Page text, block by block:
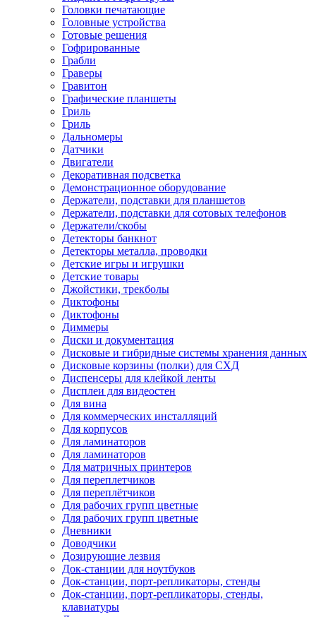
Головки печатающие
Головные устройства
Готовые решения
Гофрированные
Грабли
Граверы
Гравитон
Графические планшеты
Гриль
Гриль
Дальномеры
Датчики
Двигатели
Декоративная подсветка
Демонстрационное оборудование
Держатели, подставки для планшетов
Держатели, подставки для сотовых телефонов
Держатели/скобы
Детекторы банкнот
Детекторы металла, проводки
Детские игры и игрушки
Детские товары
Джойстики, трекболы
Диктофоны
Диктофоны
Диммеры
Диски и документация
Дисковые и гибридные системы хранения данных
Дисковые корзины (полки) для СХД
Диспенсеры для клейкой ленты
Дисплеи для видеостен
Для вина
Для коммерческих инсталляций
Для корпусов
Для ламинаторов
Для ламинаторов
Для матричных принтеров
Для переплетчиков
Для переплётчиков
Для рабочих групп цветные
Для рабочих групп цветные
Дневники
Доводчики
Дозирующие лезвия
Док-станции для ноутбуков
Док-станции, порт-репликаторы, стенды
Док-станции, порт-репликаторы, стенды,
клавиатуры